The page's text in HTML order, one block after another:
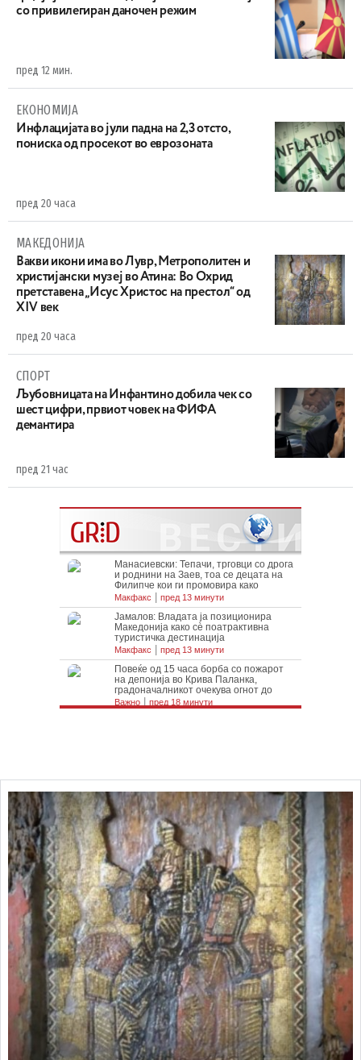
со привилегиран даночен режим
пред 12 мин.
ЕКОНОМИЈА
Инфлацијата во јули падна на 2,3 отсто,
пониска од просекот во еврозоната
пред 20 часа
МАКЕДОНИЈА
Вакви икони има во Лувр, Метрополитен и
христијански музеј во Атина: Во Охрид
претставена „Исус Христос на престол“ од
XIV век
пред 20 часа
СПОРТ
Љубовницата на Инфантино добила чек со
шест цифри, првиот човек на ФИФА
демантира
пред 21 час